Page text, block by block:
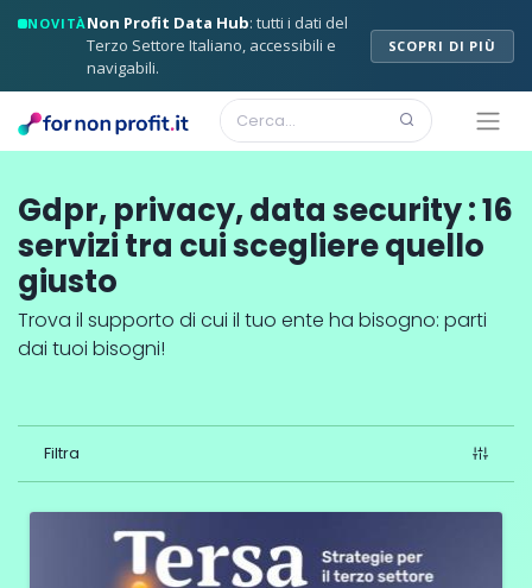
NOVITÀNon Profit Data Hub: tutti i dati del
Terzo Settore Italiano, accessibili e
navigabili.
SCOPRI DI PIÙ
Gdpr, privacy, data security:16
servizitra cui scegliere quello
giusto
Trova il supporto di cui il tuo ente ha bisogno: parti
dai tuoi bisogni!
Filtra